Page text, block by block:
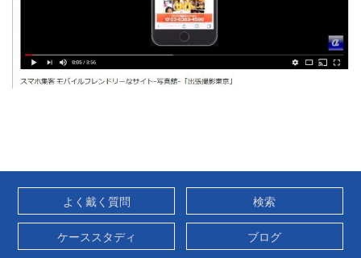
よく戴く質問 検索
ケーススタディ ブログ